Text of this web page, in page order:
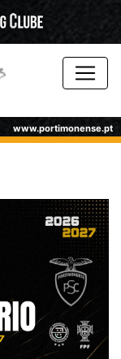
www.portimonense.pt